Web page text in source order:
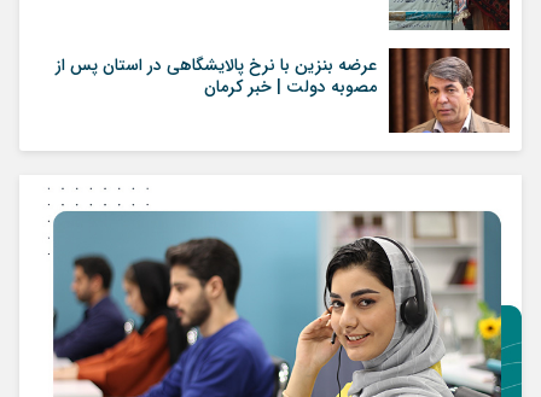
عرضه بنزین با نرخ پالایشگاهی در استان پس از
مصوبه دولت | خبر کرمان